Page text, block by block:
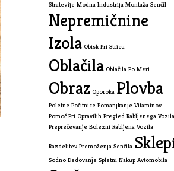
Strategije Modna Industrija Montaža Senčil
Nepremičnine
Izola Obisk Pri Stricu
Oblačila Oblačila Po Meri
Obraz Oporoka Plovba
Poletne Počitnice Pomanjkanje Vitaminov
Pomoč Pri Opravilih Pregled Rabljenega Vozila
Preprečevanje Bolezni Rabljena Vozila
Razdelitev Premoženja Senčila
Sodno Dedovanje Spletni Nakup Avtomobila